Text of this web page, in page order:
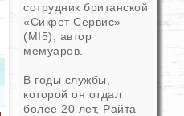
сотрудник британской
«Сикрет Сервис»
(MI5), автор
мемуаров.
В годы службы,
которой он отдал
более 20 лет, Райта